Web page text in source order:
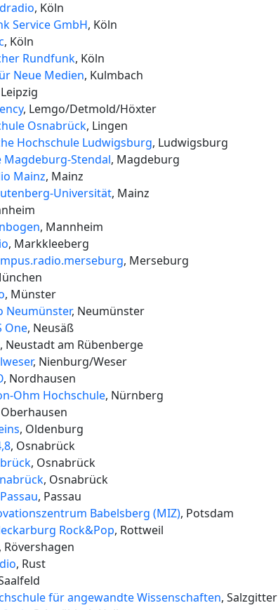
, Köln
Service GmbH, Köln
, Köln
Rundfunk, Köln
Neue Medien, Kulmbach
, Lemgo/Detmold/Höxter
Osnabrück, Lingen
Hochschule Ludwigsburg, Ludwigsburg
Magdeburg-Stendal, Magdeburg
Mainz, Mainz
Universität, Mainz
, Mannheim
, Markkleeberg
, Merseburg
, Münster
Neumünster, Neumünster
One, Neusäß
, Neustadt am Rübenberge
, Nienburg/Weser
, Nordhausen
Ohm Hochschule, Nürnberg
, Oldenburg
, Osnabrück
, Osnabrück
, Osnabrück
, Passau
Babelsberg (MIZ), Potsdam
Rock&Pop, Rottweil
, Rövershagen
, Rust
für angewandte Wissenschaften, Salzgitter